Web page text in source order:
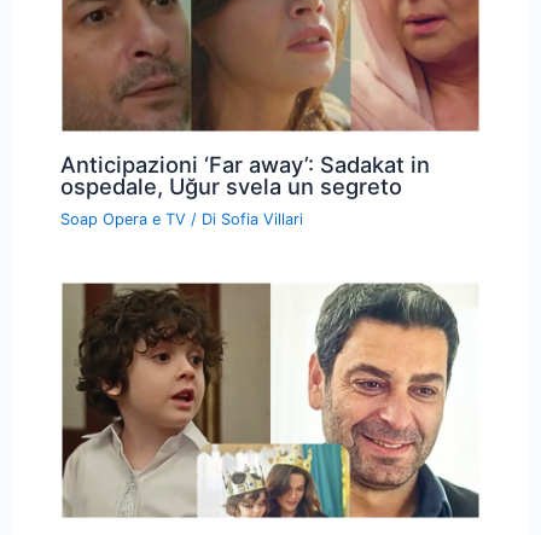
Anticipazioni ‘Far away’: Sadakat in
ospedale, Uğur svela un segreto
Soap Opera e TV / Di Sofia Villari